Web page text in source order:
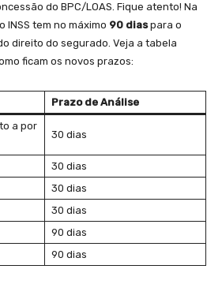
do BPC/LOAS. Fique atento! Na
INSS tem no máximo 90 diaspara o
direito do segurado. Veja a tabela
ficam os novos prazos:
Prazo de Análise
a por
30 dias
30 dias
30 dias
30 dias
90 dias
90 dias